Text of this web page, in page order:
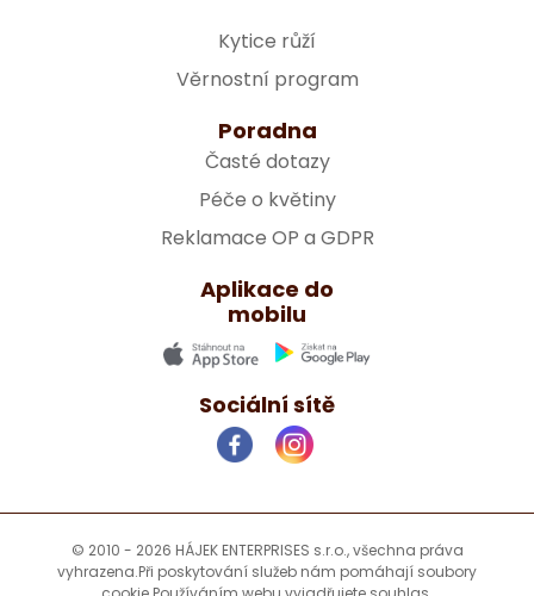
Kytice růží
Věrnostní program
Poradna
Časté dotazy
Péče o květiny
Reklamace OP a GDPR
Aplikace do
mobilu
Sociální sítě
© 2010 - 2026 HÁJEK ENTERPRISES s.r.o., všechna práva
vyhrazena.Při poskytování služeb nám pomáhají soubory